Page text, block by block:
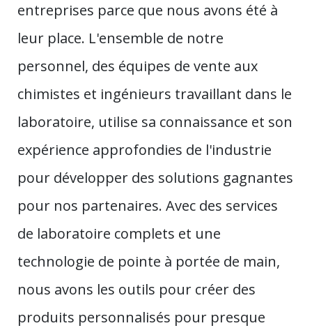
entreprises parce que nous avons été à
leur place. L'ensemble de notre
personnel, des équipes de vente aux
chimistes et ingénieurs travaillant dans le
laboratoire, utilise sa connaissance et son
expérience approfondies de l'industrie
pour développer des solutions gagnantes
pour nos partenaires. Avec des services
de laboratoire complets et une
technologie de pointe à portée de main,
nous avons les outils pour créer des
produits personnalisés pour presque